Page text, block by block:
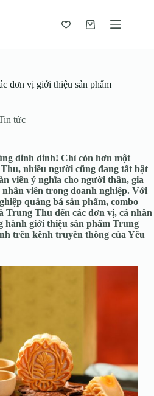
Giỏ
đơn vị giới thiệu sản phẩm
tức
dinh dinh! Chỉ còn hơn một
nhiều người cũng đang tất bật
viên ý nghĩa cho người thân, gia
viên trong doanh nghiệp. Với
quảng bá sản phẩm, combo
Trung Thu đến các đơn vị, cá nhân
hành giới thiệu sản phẩm Trung
trên kênh truyền thông của Yêu